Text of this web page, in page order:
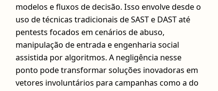
modelos e fluxos de decisão. Isso envolve desde o
uso de técnicas tradicionais de SAST e DAST até
pentests focados em cenários de abuso,
manipulação de entrada e engenharia social
assistida por algoritmos. A negligência nesse
ponto pode transformar soluções inovadoras em
vetores involuntários para campanhas como a do